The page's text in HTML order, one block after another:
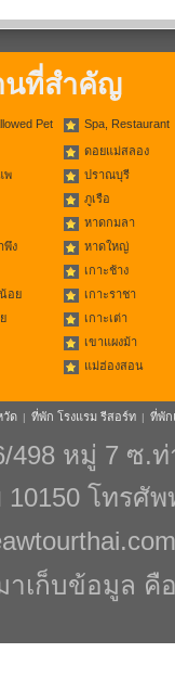
นที่สำคัญ
Pet Spa, Restaurant
ดอยแม่สลอง
พ
ปราณบุรี
ภูเรือ
หาดกมลา
พึง
หาดใหญ่
เกาะช้าง
อย
เกาะราชา
เกาะเต่า
เขาแผงม้า
แม่ฮ่องสอน
วัด | ที่พัก โรงแรม รีสอร์ท | ที่พัก
498 หมู่ 7 ซ.
10150 โทรศั
เก็บข้อมูล คือ